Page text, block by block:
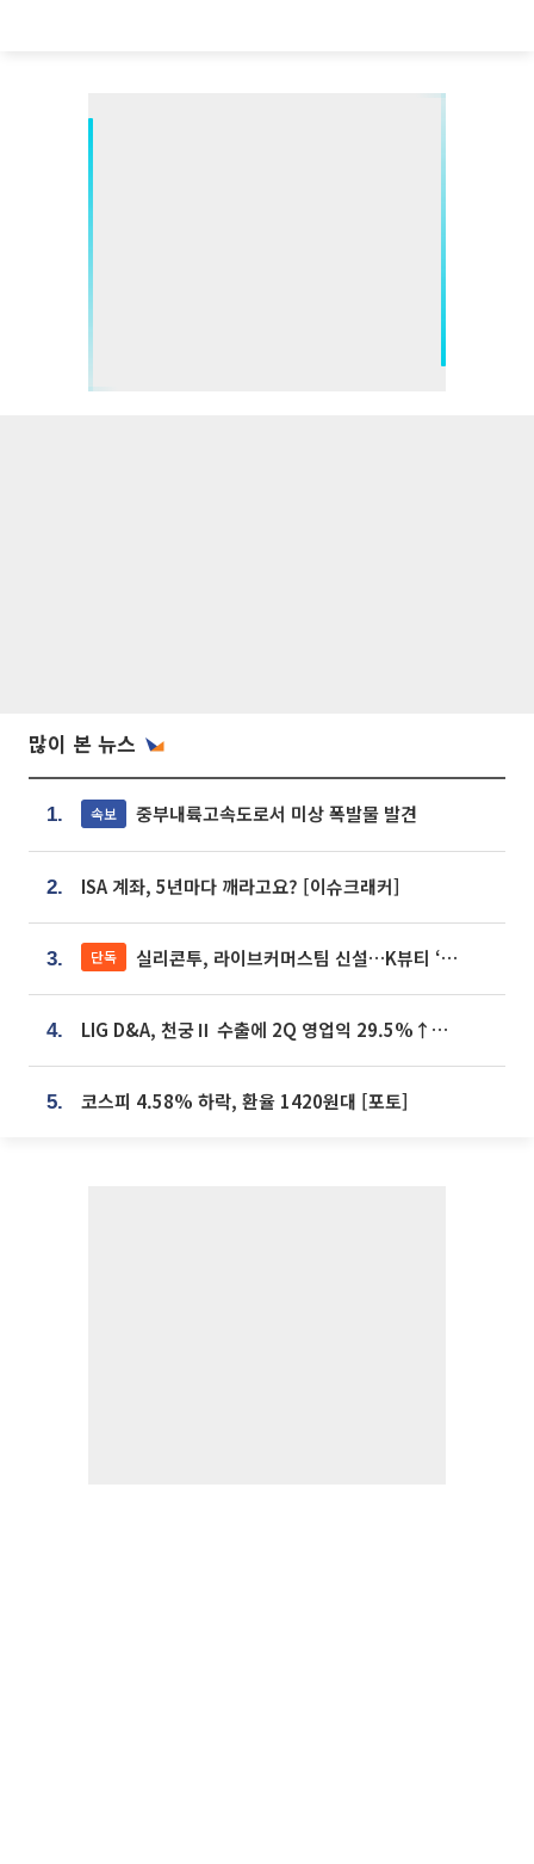
많이 본 뉴스
1. 속보 중부내륙고속도로서 미상 폭발물 발견
2. ISA 계좌, 5년마다 깨라고요? [이슈크래커]
3. 단독 실리콘투, 라이브커머스팀 신설…K뷰티 ‘글로벌 판매망’ 확대[K뷰티 라방戰]
4. LIG D&A, 천궁Ⅱ 수출에 2Q 영업익 29.5%↑…수주잔고 24.6조 [종합]
5. 코스피 4.58% 하락, 환율 1420원대 [포토]